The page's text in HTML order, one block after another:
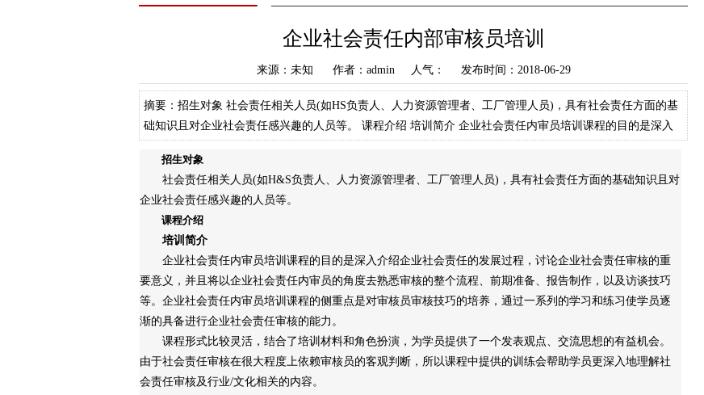
企业社会责任内部审核员培训
来源：未知 作者：admin 人气： 发布时间：2018-06-29
摘要：招生对象 社会责任相关人员(如HS负责人、人力资源管理者、工厂管理人员)，具有社会责任方面的基
础知识且对企业社会责任感兴趣的人员等。 课程介绍 培训简介 企业社会责任内审员培训课程的目的是深入
招生对象
社会责任相关人员(如H&S负责人、人力资源管理者、工厂管理人员)，具有社会责任方面的基础知识且对
企业社会责任感兴趣的人员等。
课程介绍
培训简介
企业社会责任内审员培训课程的目的是深入介绍企业社会责任的发展过程，讨论企业社会责任审核的重
要意义，并且将以企业社会责任内审员的角度去熟悉审核的整个流程、前期准备、报告制作，以及访谈技巧
等。企业社会责任内审员培训课程的侧重点是对审核员审核技巧的培养，通过一系列的学习和练习使学员逐
渐的具备进行企业社会责任审核的能力。
课程形式比较灵活，结合了培训材料和角色扮演，为学员提供了一个发表观点、交流思想的有益机会。
由于社会责任审核在很大程度上依赖审核员的客观判断，所以课程中提供的训练会帮助学员更深入地理解社
会责任审核及行业/文化相关的内容。